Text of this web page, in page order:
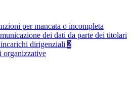
per mancata o incompleta
dei dati da parte dei titolari
dirigenziali 2
organizzative